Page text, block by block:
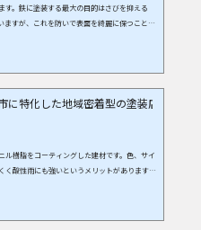
。鉄に塗装する最大の目的はさびを抑える
ますが、これを防いで表面を綺麗に保つこと
特化した地域密着型の塗装店
樹脂をコーティングした建材です。色、サイ
く酸性雨にも強いというメリットがあります。